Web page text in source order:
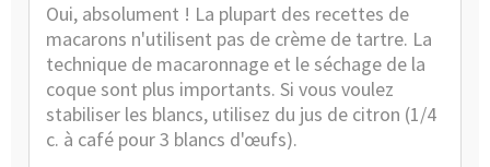
Oui, absolument ! La plupart des recettes de
macarons n'utilisent pas de crème de tartre. La
technique de macaronnage et le séchage de la
coque sont plus importants. Si vous voulez
stabiliser les blancs, utilisez du jus de citron (1/4
c. à café pour 3 blancs d'œufs).